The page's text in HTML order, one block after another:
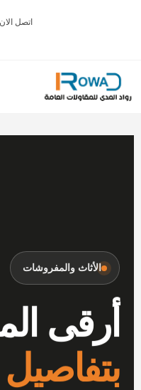
اتصل الان 0096655444142
الأثاث والمفروشات
أرقى